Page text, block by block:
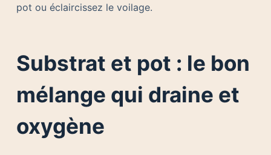
pot ou éclaircissez le voilage.
Substrat et pot : le bon
mélange qui draine et
oxygène